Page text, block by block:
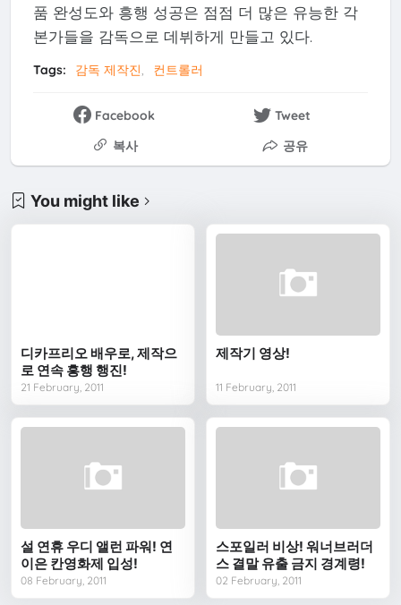
품 완성도와 흥행 성공은 점점 더 많은 유능한 각
본가들을 감독으로 데뷔하게 만들고 있다.
Tags: 감독 제작진 컨트롤러
Facebook
Tweet
복사
공유
You might like
디카프리오 배우로, 제작으
로 연속 흥행 행진!
21 February, 2011
제작기 영상!
11 February, 2011
설 연휴 우디 앨런 파워! 연
이은 칸영화제 입성!
08 February, 2011
스포일러 비상! 워너브러더
스 결말 유출 금지 경계령!
02 February, 2011